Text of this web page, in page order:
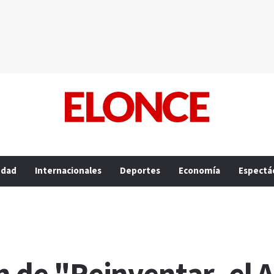
Internacionales Deportes Economía